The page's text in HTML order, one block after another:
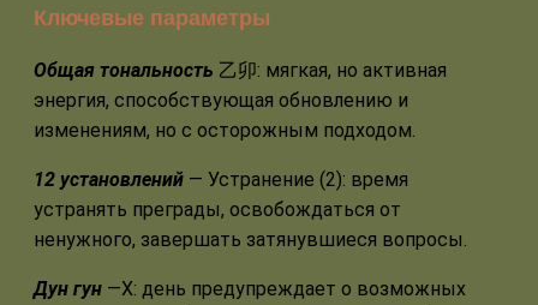
Ключевые параметры
Общая тональность 乙卯: мягкая, но активная
энергия, способствующая обновлению и
изменениям, но с осторожным подходом.
12 установлений — Устранение (2): время
устранять преграды, освобождаться от
ненужного, завершать затянувшиеся вопросы.
Дун гун —Х: день предупреждает о возможных